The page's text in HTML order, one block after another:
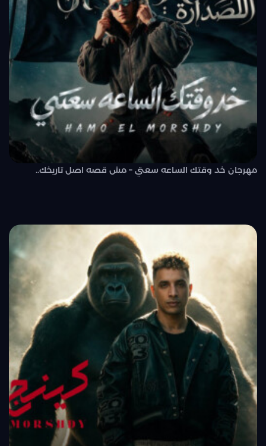
مهرجان خد وقتك الساعه سعتي – مش قصه اصل تاريخك..